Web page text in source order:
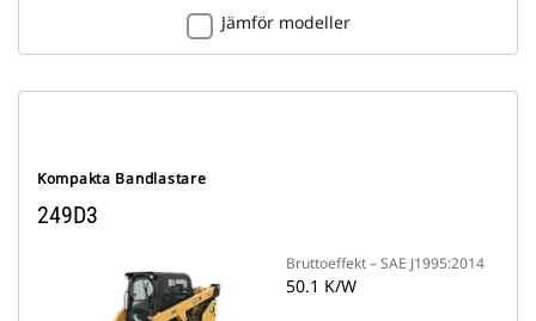
Jämför modeller
Kompakta Bandlastare
249D3
Bruttoeffekt – SAE J1995:2014
50.1 K/W